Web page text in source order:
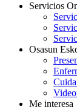
Servicios
Osasun
Me interesa